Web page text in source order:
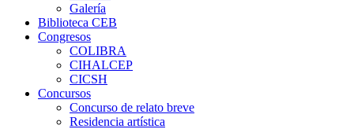
Galería
Biblioteca CEB
Congresos
COLIBRA
CIHALCEP
CICSH
Concursos
Concurso de relato breve
Residencia artística